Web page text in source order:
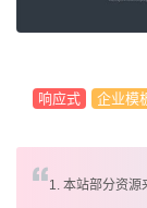
响应式 企业模
1. 本站部分资源